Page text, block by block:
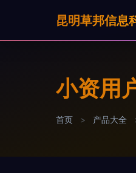
小资用
首页 > 产品大全